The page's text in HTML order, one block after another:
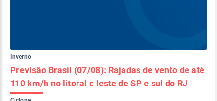
Inverno
Previsão Brasil (07/08): Rajadas de vento de até
110 km/h no litoral e leste de SP e sul do RJ